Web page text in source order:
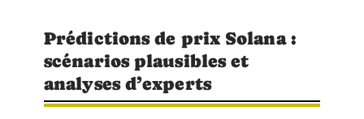
Prédictions de prix Solana :
scénarios plausibles et
analyses d’experts